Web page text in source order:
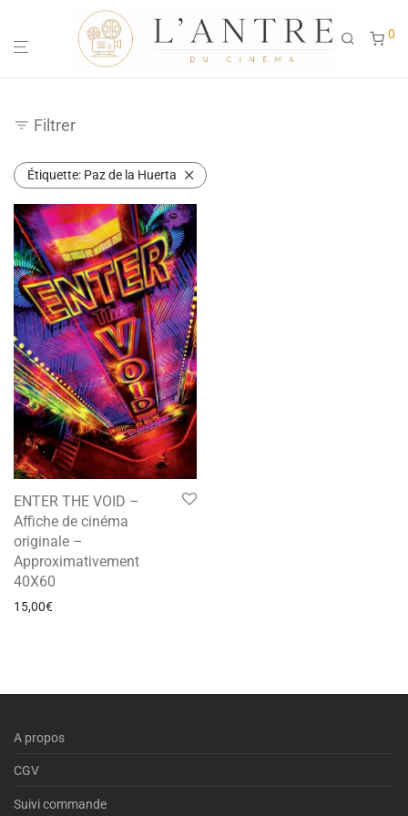
0
Filtrer
Étiquette: Paz de la Huerta
ENTER THE VOID –
Affiche de cinéma
originale –
Approximativement
40X60
15,00€
A propos
CGV
Suivi commande